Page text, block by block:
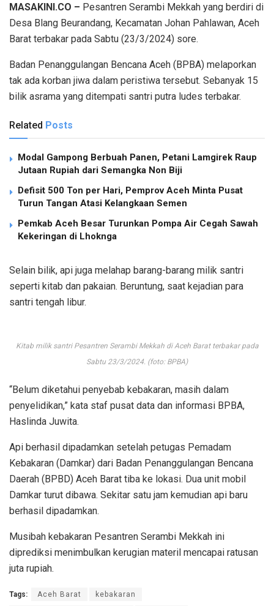
MASAKINI.CO – Pesantren Serambi Mekkah yang berdiri di
Desa Blang Beurandang, Kecamatan Johan Pahlawan, Aceh
Barat terbakar pada Sabtu (23/3/2024) sore.
Badan Penanggulangan Bencana Aceh (BPBA) melaporkan
tak ada korban jiwa dalam peristiwa tersebut. Sebanyak 15
bilik asrama yang ditempati santri putra ludes terbakar.
Related Posts
Modal Gampong Berbuah Panen, Petani Lamgirek Raup
Jutaan Rupiah dari Semangka Non Biji
Defisit 500 Ton per Hari, Pemprov Aceh Minta Pusat
Turun Tangan Atasi Kelangkaan Semen
Pemkab Aceh Besar Turunkan Pompa Air Cegah Sawah
Kekeringan di Lhoknga
Selain bilik, api juga melahap barang-barang milik santri
seperti kitab dan pakaian. Beruntung, saat kejadian para
santri tengah libur.
Kitab milik santri Pesantren Serambi Mekkah di Aceh Barat terbakar pada
Sabtu 23/3/2024. (foto: BPBA)
“Belum diketahui penyebab kebakaran, masih dalam
penyelidikan,” kata staf pusat data dan informasi BPBA,
Haslinda Juwita.
Api berhasil dipadamkan setelah petugas Pemadam
Kebakaran (Damkar) dari Badan Penanggulangan Bencana
Daerah (BPBD) Aceh Barat tiba ke lokasi. Dua unit mobil
Damkar turut dibawa. Sekitar satu jam kemudian api baru
berhasil dipadamkan.
Musibah kebakaran Pesantren Serambi Mekkah ini
diprediksi menimbulkan kerugian materil mencapai ratusan
juta rupiah.
Tags: Aceh Barat kebakaran